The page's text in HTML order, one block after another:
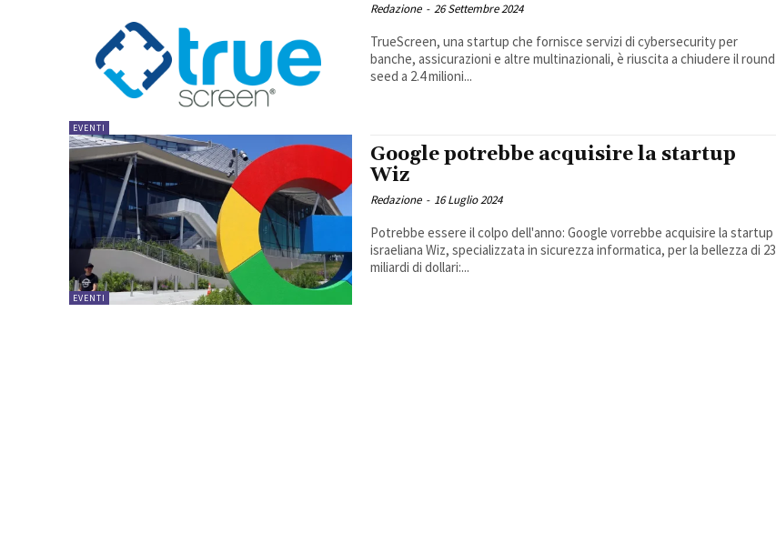
EVENTI
Redazione - 26 Settembre 2024
TrueScreen, una startup che fornisce servizi di cybersecurity per
banche, assicurazioni e altre multinazionali, è riuscita a chiudere il round
seed a 2.4 milioni...
EVENTI
Google potrebbe acquisire la startup
Wiz
Redazione - 16 Luglio 2024
Potrebbe essere il colpo dell'anno: Google vorrebbe acquisire la startup
israeliana Wiz, specializzata in sicurezza informatica, per la bellezza di 23
miliardi di dollari:...